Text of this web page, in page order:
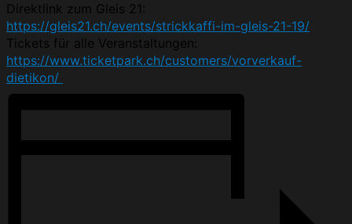
Direktlink zum Gleis 21:
https://gleis21.ch/events/strickkaffi-im-gleis-21-19/
Tickets für alle Veranstaltungen:
https://www.ticketpark.ch/customers/vorverkauf-
dietikon/